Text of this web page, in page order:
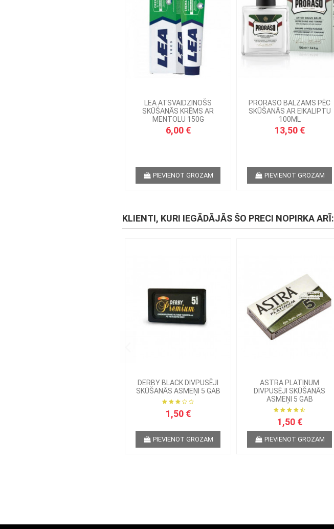
LEA ATSVAIDZINOŠS
SKŪŠANĀS KRĒMS AR
MENTOLU 150G
6,00 €
PIEVIENOT GROZAM
PRORASO BALZAMS PĒC
SKŪŠANĀS AR EIKALIPTU
100ML
13,50 €
PIEVIENOT GROZAM
KLIENTI, KURI IEGĀDĀJĀS ŠO PRECI NOPIRKA ARĪ:
DERBY BLACK DIVPUSĒJI
SKŪŠANĀS ASMEŅI 5 GAB
1,50 €
PIEVIENOT GROZAM
ASTRA PLATINUM
DIVPUSĒJI SKŪŠANĀS
ASMEŅI 5 GAB
1,50 €
PIEVIENOT GROZAM